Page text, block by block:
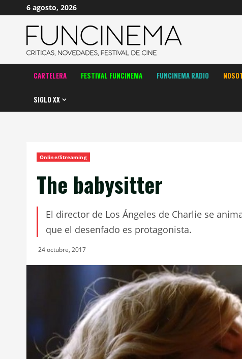
contenido
6 agosto, 2026
CARTELERA FESTIVAL FUNCINEMA FUNCINEMA RADIO
SIGLO XX
Online/Streaming
The babysitter
El director de Los Ángeles de Charlie se
que el desenfado es protagonista.
24 octubre, 2017